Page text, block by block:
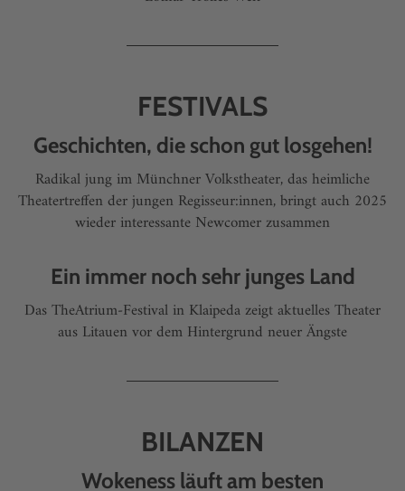
FESTIVALS
Geschichten, die schon gut losgehen!
Radikal jung im Münchner Volkstheater, das heimliche
Theatertreffen der jungen Regisseur:innen, bringt auch 2025
wieder interessante Newcomer zusammen
Ein immer noch sehr junges Land
Das TheAtrium-Festival in Klaipeda zeigt aktuelles Theater
aus Litauen vor dem Hintergrund neuer Ängste
BILANZEN
Wokeness läuft am besten